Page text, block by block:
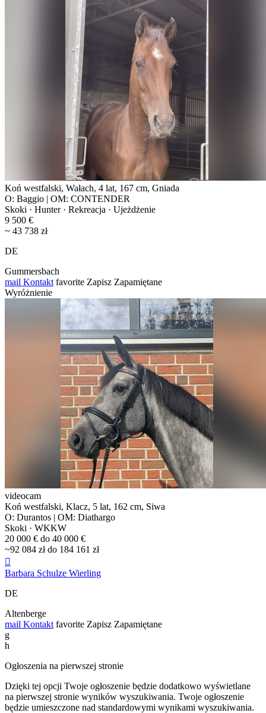
Koń westfalski, Wałach, 4 lat, 167 cm, Gniada
O: Baggio | OM: CONTENDER
Skoki · Hunter · Rekreacja · Ujeżdżenie
9 500 €
~ 43 738 zł
DE
Gummersbach
mail Kontakt favorite Zapisz Zapamiętane
Wyróżnienie
videocam
Koń westfalski, Klacz, 5 lat, 162 cm, Siwa
O: Durantos | OM: Diathargo
Skoki · WKKW
20 000 € do 40 000 €
~92 084 zł do 184 161 zł

Barbara Schulze Wierling
DE
Altenberge
mail Kontakt favorite Zapisz Zapamiętane
g
h
Ogłoszenia na pierwszej stronie
Dzięki tej opcji Twoje ogłoszenie będzie dodatkowo wyświetlane
na pierwszej stronie wyników wyszukiwania. Twoje ogłoszenie
będzie umieszczone nad standardowymi wynikami wyszukiwania.